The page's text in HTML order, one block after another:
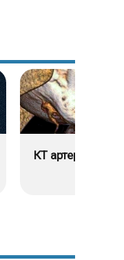
КТ артерий